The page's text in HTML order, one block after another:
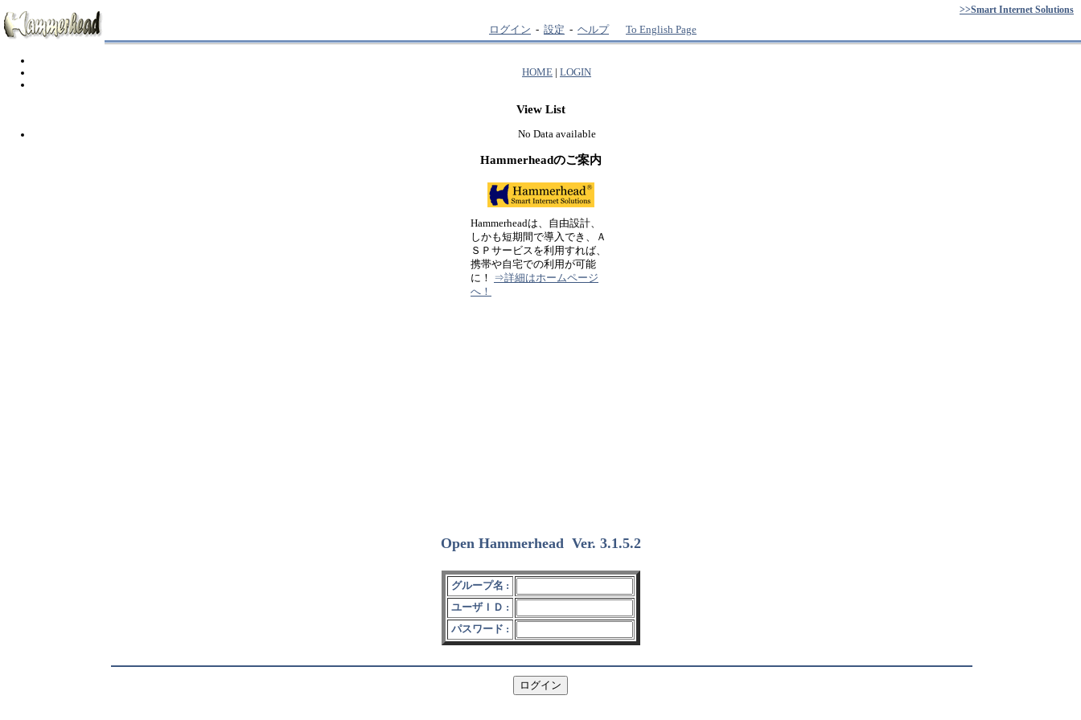
>>Smart Internet Solutions
ログイン - 設定 - ヘルプ To English Page
HOME | LOGIN
View List
No Data available
Hammerheadのご案内
Hammerheadは、自由設計、
しかも短期間で導入でき、Ａ
ＳＰサービスを利用すれば、
携帯や自宅での利用が可能
に！ ⇒詳細はホームページ
へ！
Open Hammerhead Ver. 3.1.5.2
グループ名 :
ユーザＩＤ :
パスワード :